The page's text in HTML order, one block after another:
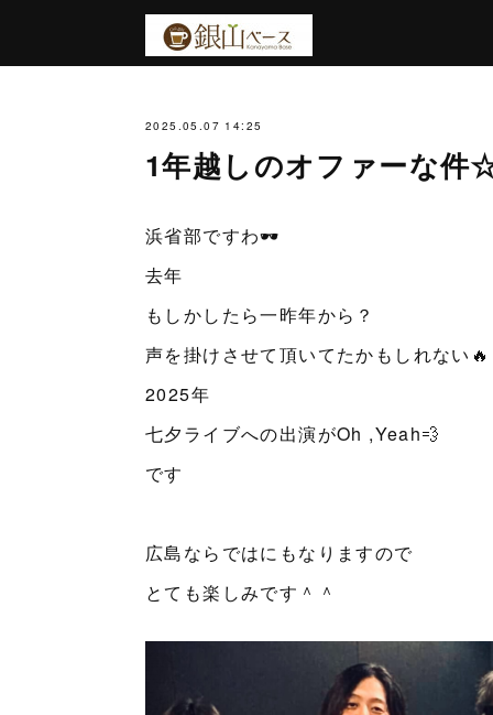
2025.05.07 14:25
1年越しのオファーな件
浜省部ですわ🕶️
去年
もしかしたら一昨年から？
声を掛けさせて頂いてたかもしれない🔥
2025年
七夕ライブへの出演がOh ,Yeah💨
です
広島ならではにもなりますので
とても楽しみです＾＾